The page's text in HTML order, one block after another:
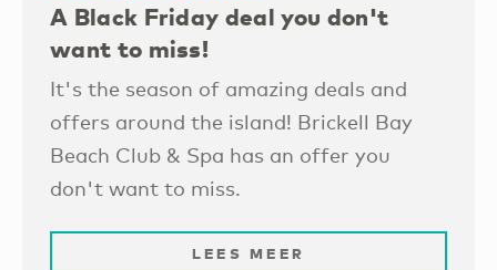
A Black Friday deal you don't
want to miss!
It's the season of amazing deals and
offers around the island! Brickell Bay
Beach Club & Spa has an offer you
don't want to miss.
LEES MEER